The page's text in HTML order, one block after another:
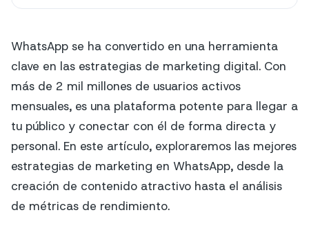
WhatsApp se ha convertido en una herramienta
clave en las estrategias de marketing digital. Con
más de 2 mil millones de usuarios activos
mensuales, es una plataforma potente para llegar a
tu público y conectar con él de forma directa y
personal. En este artículo, exploraremos las mejores
estrategias de marketing en WhatsApp, desde la
creación de contenido atractivo hasta el análisis
de métricas de rendimiento.